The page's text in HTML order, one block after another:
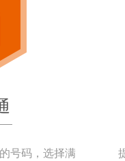
号码，选择满